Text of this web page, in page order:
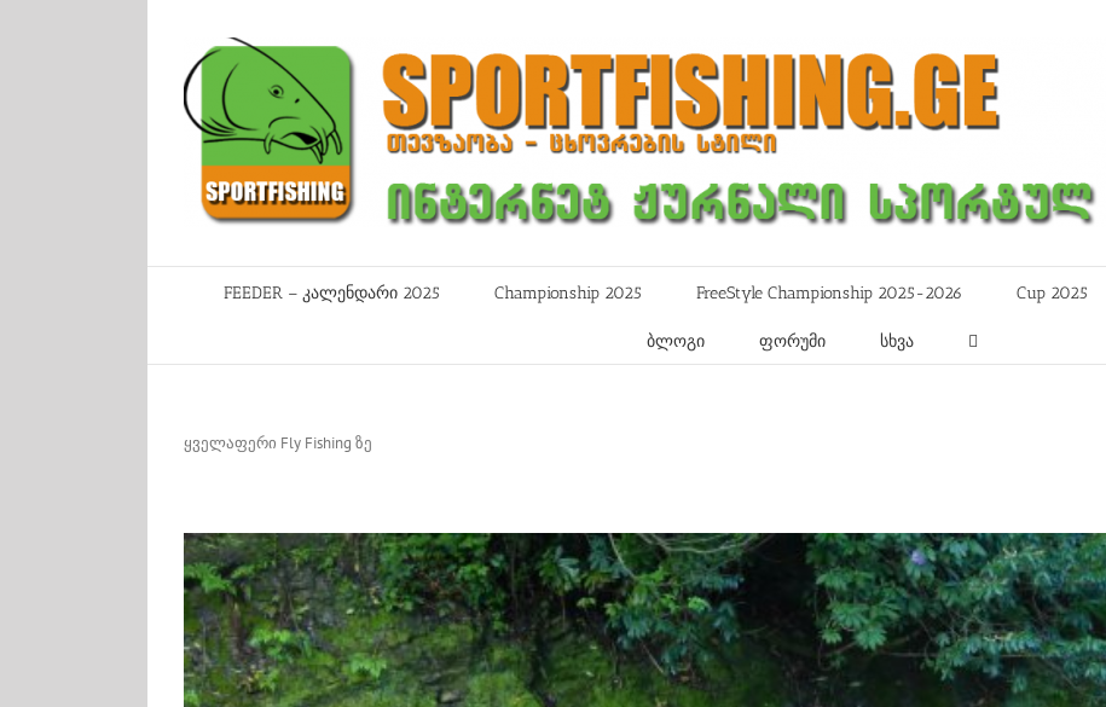
FEEDER – კალენდარი 2025 Championship 2025 FreeStyle Championship 2025-2026 Cup 2025
ბლოგი ფორუმი სხვა
ყველაფერი Fly Fishing ზე